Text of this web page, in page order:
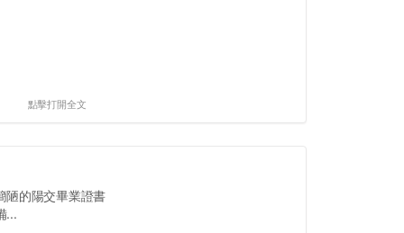
點擊打開全文
陋的陽交畢業證書
...